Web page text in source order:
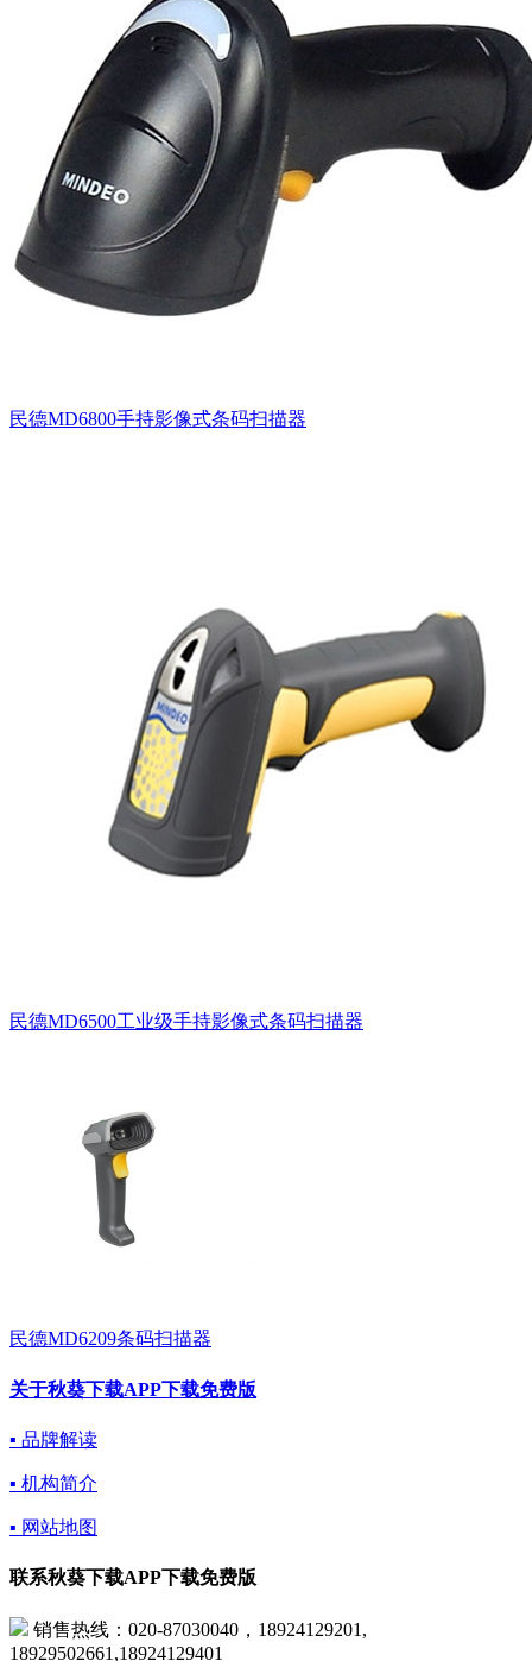
民德MD6800手持影像式条码扫描器
民德MD6500工业级手持影像式条码扫描器
民德MD6209条码扫描器
关于秋葵下载APP下载免费版
▪ 品牌解读
▪ 机构简介
▪ 网站地图
联系秋葵下载APP下载免费版
销售热线：020-87030040，18924129201,
18929502661,18924129401